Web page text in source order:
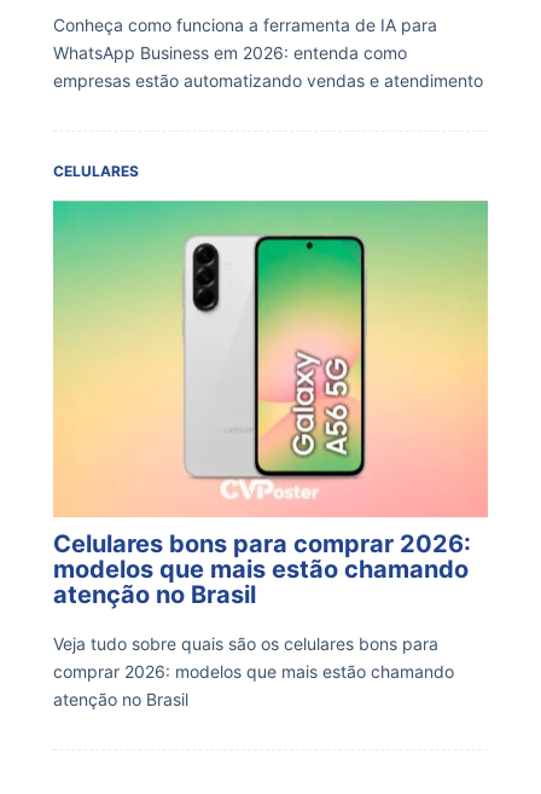
Conheça como funciona a ferramenta de IA para
WhatsApp Business em 2026: entenda como
empresas estão automatizando vendas e atendimento
CELULARES
Celulares bons para comprar 2026:
modelos que mais estão chamando
atenção no Brasil
Veja tudo sobre quais são os celulares bons para
comprar 2026: modelos que mais estão chamando
atenção no Brasil